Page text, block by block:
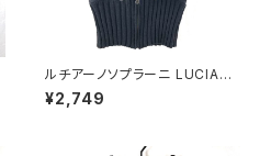
ルチアーノソプラーニ LUCIAN
O SOPRANI ニット ベスト フロ
ントジップ ファー襟付き ブラッ
¥2,749